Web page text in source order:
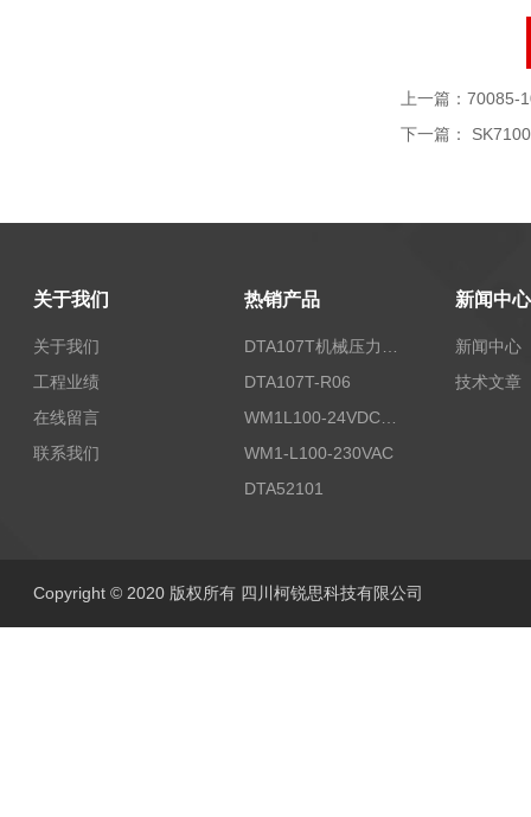
上一篇： 70085-
下一篇：
关于我们
关于我们
工程业绩
在线留言
联系我们
热销产品
DTA107T-R06
WM1L100-24VDC/T5X
WM1-L100-230VAC
DTA52101
新闻中心
新闻中心
技术文章
Copyright © 2020 版权所有 四川柯锐思科技有限公司